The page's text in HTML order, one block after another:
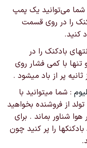
: شما می‌توانید یک پمپ
را در روی قسمت
کنید.
بادکنک را در
با کمی فشار روی
پر از باد میشود .
: شما میتوانید با
از فروشنده بخواهید
هوا شناور بماند . برای
را پر کنید چون